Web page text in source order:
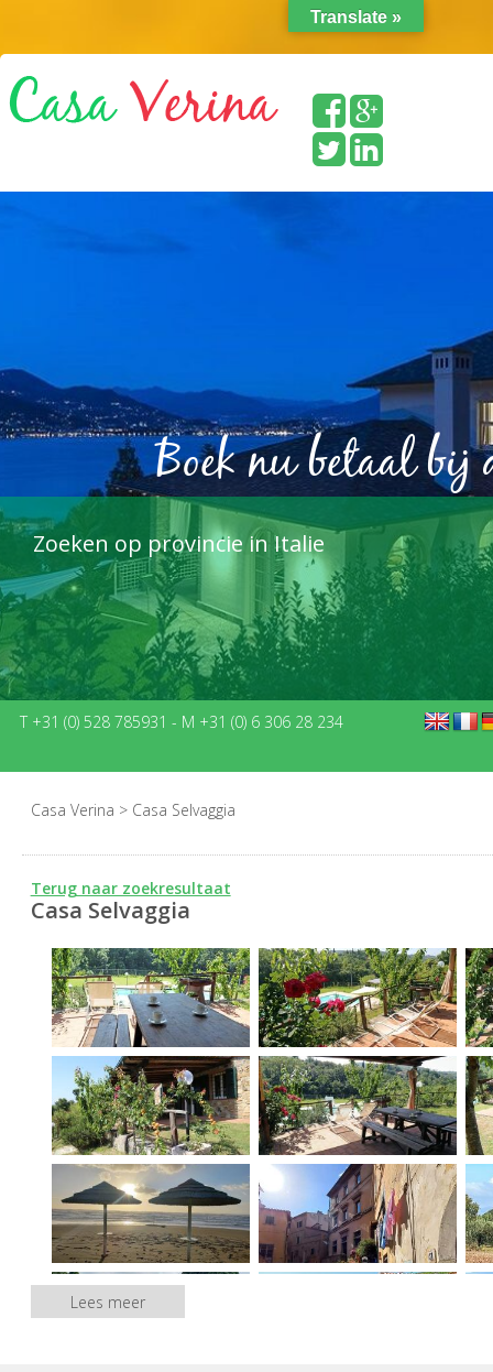
Zoeken op provincie in Italie
Boek nu betaal bij
T +31 (0) 528 785931 - M +31 (0) 6 306 28 234
Casa Verina > Casa Selvaggia
Terug naar zoekresultaat
Casa Selvaggia
Lees meer
Translate »